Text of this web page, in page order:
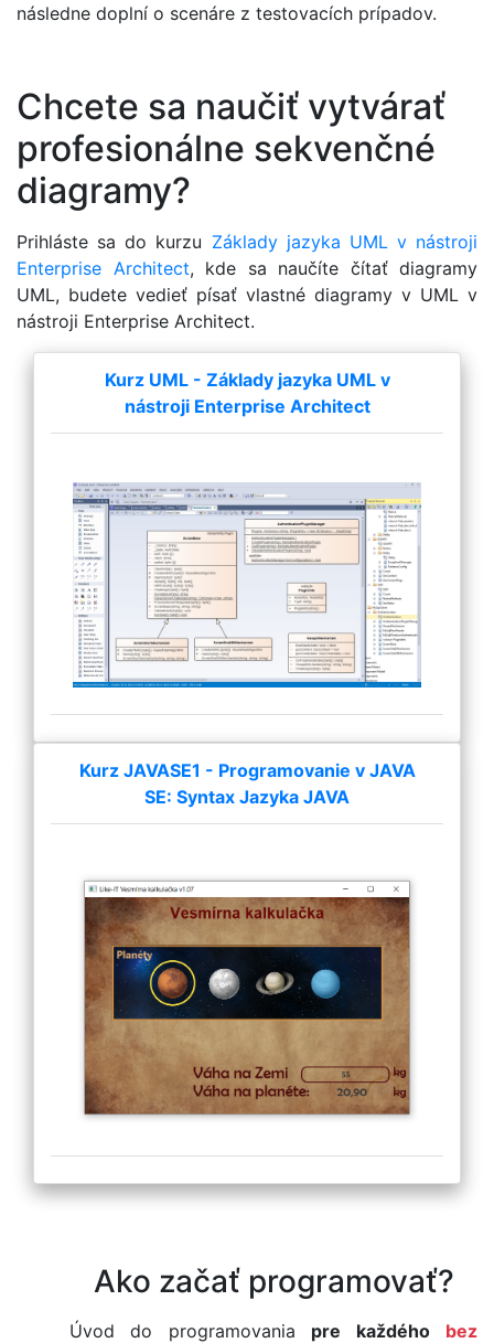
následne doplní o scenáre z testovacích prípadov.
Chcete sa naučiť vytvárať
profesionálne sekvenčné
diagramy?
Prihláste sa do kurzu Základy jazyka UML v nástroji
Enterprise Architect, kde sa naučíte čítať diagramy
UML, budete vedieť písať vlastné diagramy v UML v
nástroji Enterprise Architect.
Kurz UML - Základy jazyka UML v
nástroji Enterprise Architect
Kurz JAVASE1 - Programovanie v JAVA
SE: Syntax Jazyka JAVA
Ako začať programovať?
Úvod do programovania pre každého
bez